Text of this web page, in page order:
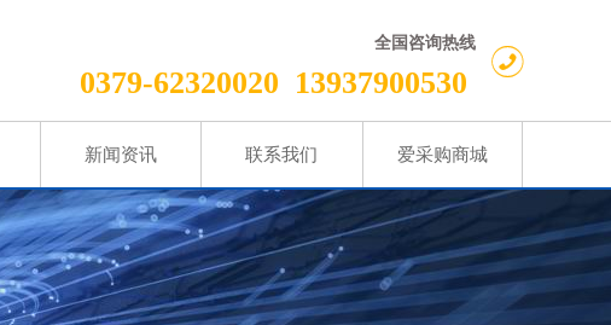
全国咨询热线
0379-62320020 13937900530
新闻资讯 联系我们 爱采购商城